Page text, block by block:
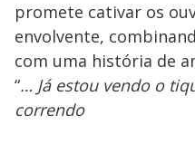
promete cativar os
envolvente,
com uma história de
“… Já estou vendo o
correndo